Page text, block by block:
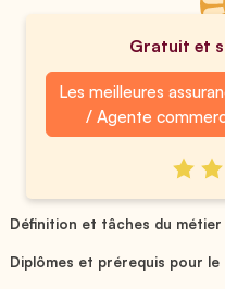
Gratuit et
Les meilleures
/ Agente
Définition et tâches du
Diplômes et prérequis pour